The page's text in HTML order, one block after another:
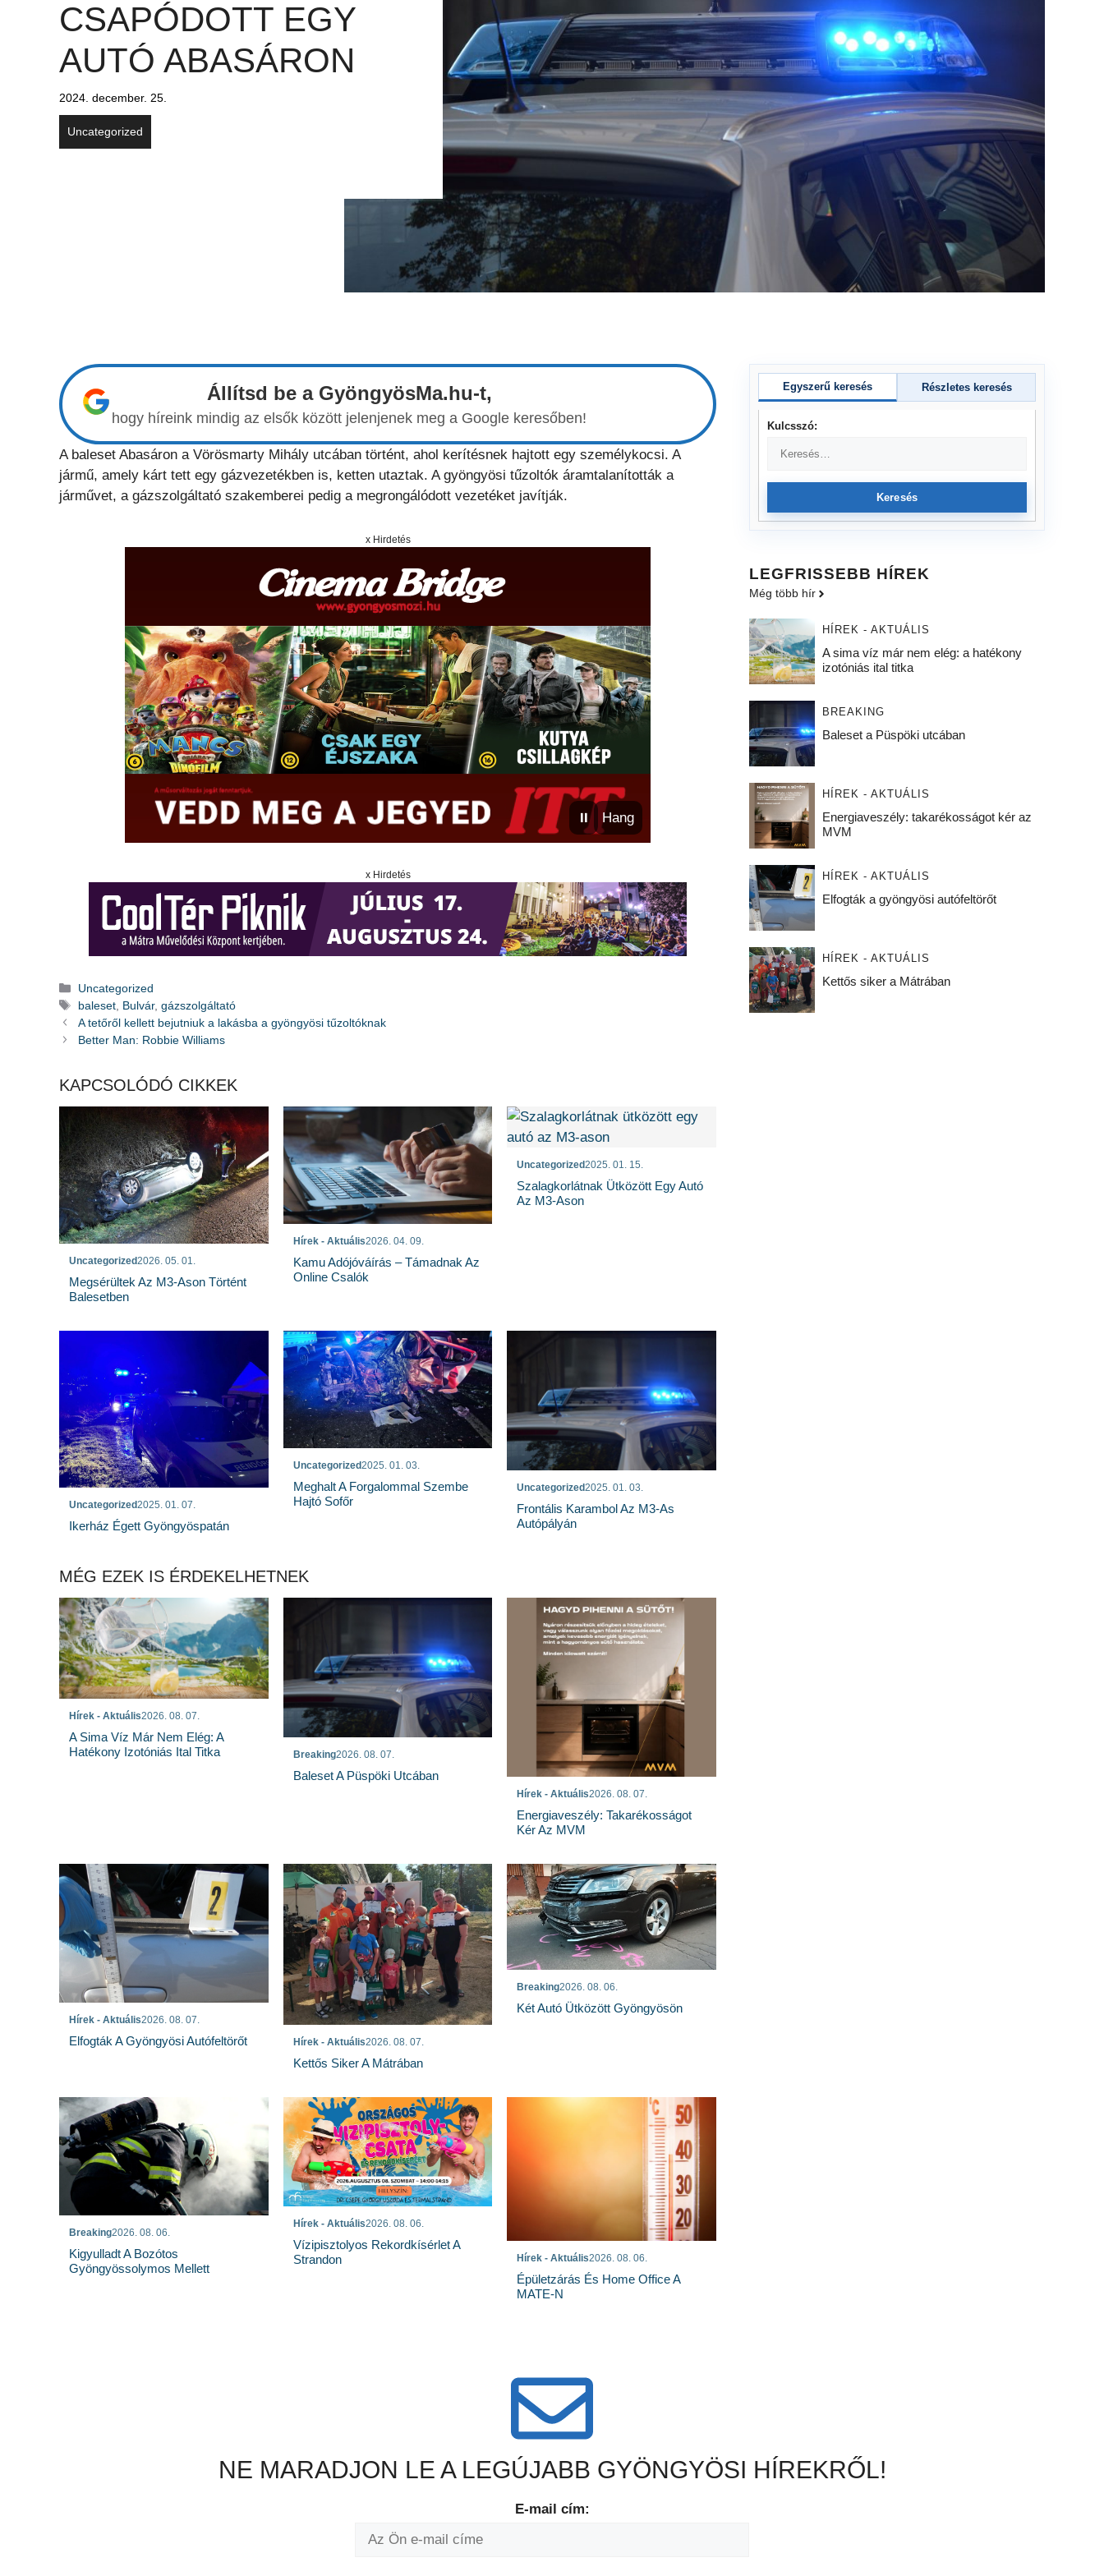
CSAPÓDOTT EGY
AUTÓ ABASÁRON
2024. december. 25.
Uncategorized
Állítsd be a GyöngyösMa.hu-t,
hogy híreink mindig az elsők között jelenjenek meg a Google keresőben!
A baleset Abasáron a Vörösmarty Mihály utcában történt, ahol kerítésnek hajtott egy személykocsi. A
jármű, amely kárt tett egy gázvezetékben is, ketten utaztak. A gyöngyösi tűzoltók áramtalanították a
járművet, a gázszolgáltató szakemberei pedig a megrongálódott vezetéket javítják.
x Hirdetés
⏸ Hang
x Hirdetés
Kategória
Uncategorized
Címkék
baleset Bulvár,gázszolgáltató
A tetőről kellett bejutniuk a lakásba a gyöngyösi tűzoltóknak
Better Man: Robbie Williams
KAPCSOLÓDÓ CIKKEK
Uncategorized2026. 05. 01.
Megsérültek Az M3-Ason Történt
Balesetben
Hírek - Aktuális2026. 04. 09.
Kamu Adójóváírás – Támadnak Az
Online Csalók
Uncategorized2025. 01. 15.
Szalagkorlátnak Ütközött Egy Autó
Az M3-Ason
Uncategorized2025. 01. 07.
Ikerház Égett Gyöngyöspatán
Uncategorized2025. 01. 03.
Meghalt A Forgalommal Szembe
Hajtó Sofőr
Uncategorized2025. 01. 03.
Frontális Karambol Az M3-As
Autópályán
MÉG EZEK IS ÉRDEKELHETNEK
Hírek - Aktuális2026. 08. 07.
A Sima Víz Már Nem Elég: A
Hatékony Izotóniás Ital Titka
Breaking2026. 08. 07.
Baleset A Püspöki Utcában
Hírek - Aktuális2026. 08. 07.
Energiaveszély: Takarékosságot
Kér Az MVM
Hírek - Aktuális2026. 08. 07.
Elfogták A Gyöngyösi Autófeltörőt Hírek - Aktuális2026. 08. 07.
Kettős Siker A Mátrában
Breaking2026. 08. 06.
Két Autó Ütközött Gyöngyösön
Breaking2026. 08. 06.
Kigyulladt A Bozótos
Gyöngyössolymos Mellett
Hírek - Aktuális2026. 08. 06.
Vízipisztolyos Rekordkísérlet A
Strandon
Hírek - Aktuális2026. 08. 06.
Épületzárás És Home Office A
MATE-N
Egyszerű keresés Részletes keresés
Kulcsszó:
Keresés
LEGFRISSEBB HÍREK
Még több hír
HÍREK - AKTUÁLIS
A sima víz már nem elég: a hatékony
izotóniás ital titka
BREAKING
Baleset a Püspöki utcában
HÍREK - AKTUÁLIS
Energiaveszély: takarékosságot kér az
MVM
HÍREK - AKTUÁLIS
Elfogták a gyöngyösi autófeltörőt
HÍREK - AKTUÁLIS
Kettős siker a Mátrában
NE MARADJON LE A LEGÚJABB GYÖNGYÖSI HÍREKRŐL!
E-mail cím: